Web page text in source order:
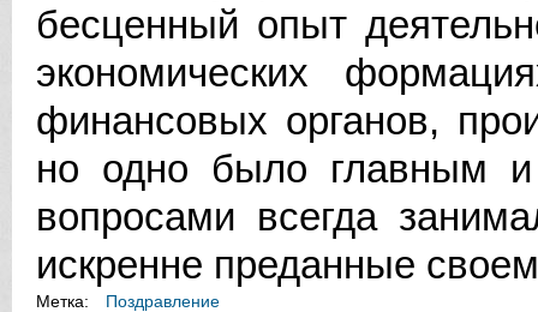
бесценный опыт
экономических
финансовых органов,
но одно было главным
вопросами всегда
искренне преданные
Метка: Поздравление